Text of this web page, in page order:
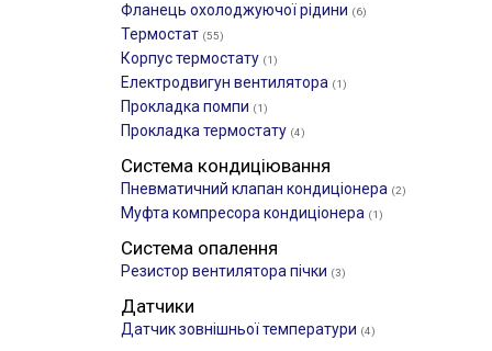
Фланець охолоджуючої рідини (6)
Термостат (55)
Корпус термостату (1)
Електродвигун вентилятора (1)
Прокладка помпи (1)
Прокладка термостату (4)
Система кондиціювання
Пневматичний клапан кондиціонера (2)
Муфта компресора кондиціонера (1)
Система опалення
Резистор вентилятора пічки (3)
Датчики
Датчик зовнішньої температури (4)